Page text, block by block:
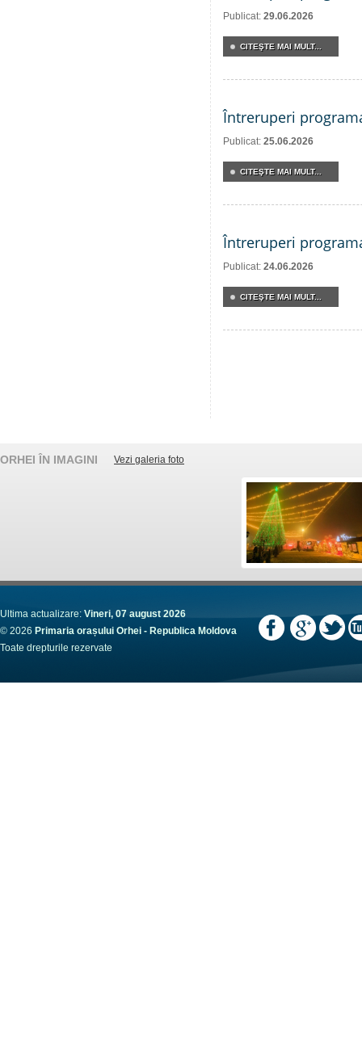
Publicat: 29.06.2026
CITEŞTE MAI MULT...
Întreruperi
Publicat: 25.06.2026
CITEŞTE MAI MULT...
Întreruperi
Publicat: 24.06.2026
CITEŞTE MAI MULT...
ORHEI ÎN IMAGINI Vezi galeria foto
Ultima actualizare: Vineri, 07 august 2026
© 2026 Primaria orașului Orhei - Republica Moldova
Toate drepturile rezervate